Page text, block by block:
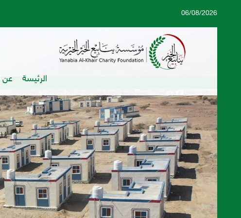
06/08/2026
الرئيسة عن